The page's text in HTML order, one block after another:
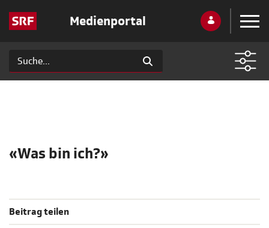
Medienportal
«Was bin ich?»
Beitrag teilen